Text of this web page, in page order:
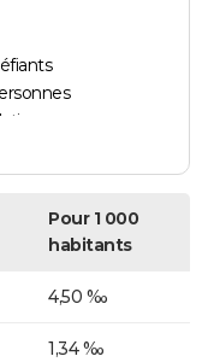
Pour 1 000
habitants
4,50 ‰
1,34 ‰